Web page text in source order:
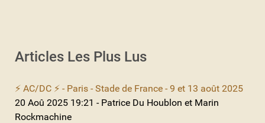
Articles Les Plus Lus
⚡ AC/DC ⚡ - Paris - Stade de France - 9 et 13 août 2025
20 Aoû 2025 19:21 - Patrice Du Houblon et Marin
Rockmachine